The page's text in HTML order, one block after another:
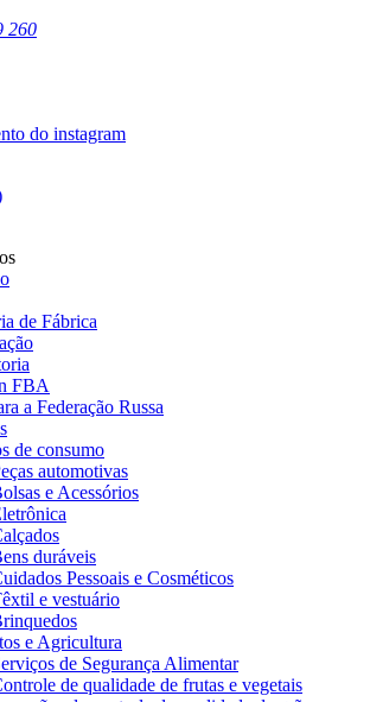
260
de Fábrica
FBA
a Federação Russa
de consumo
automotivas
e Acessórios
duráveis
Pessoais e Cosméticos
e vestuário
e Agricultura
de Segurança Alimentar
de qualidade de frutas e vegetais